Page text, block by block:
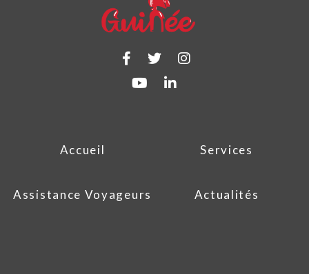
Accueil
Assistance Voyageurs
Services
Actualités